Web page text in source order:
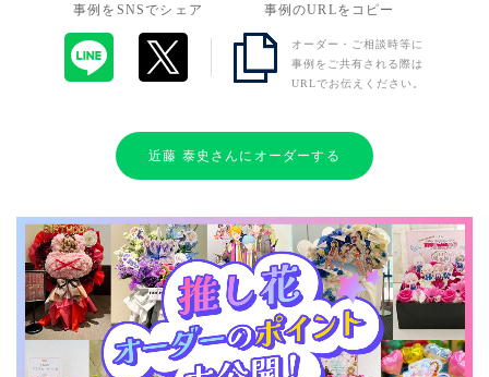
事例をSNSでシェア 事例のURLをコピー
オーダー・ご相談時等に
事例をご共有される際は
URLでお伝えください。
近藤 泰史さんにオーダーする